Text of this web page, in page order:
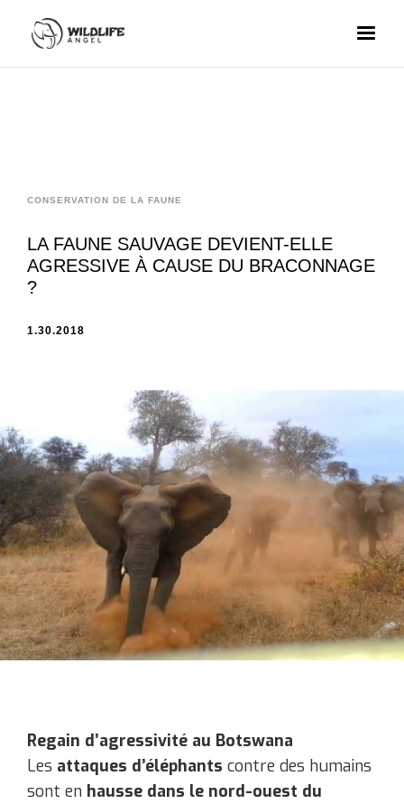
CONSERVATION DE LA FAUNE
LA FAUNE SAUVAGE DEVIENT-ELLE
AGRESSIVE À CAUSE DU BRACONNAGE
?
1.30.2018
Regain d’agressivité au Botswana
Les attaques d’éléphants contre des humains
sont en hausse dans le nord-ouest du